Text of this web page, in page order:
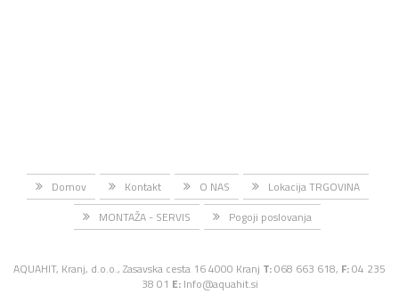
Domov Kontakt O NAS
Lokacija TRGOVINA
MONTAŽA - SERVIS
Pogoji poslovanja
AQUAHIT, Kranj, d.o.o., Zasavska cesta 16 4000 Kranj T:068 663 618, F:04 235
38 01 E: Info@aquahit.si